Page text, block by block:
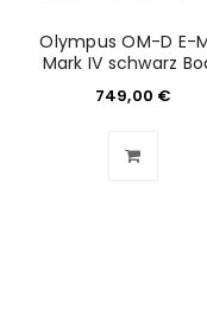
Olympus OM-D E-
Mark IV schwarz
749,00 €